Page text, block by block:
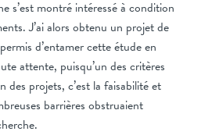
s’est montré intéressé à condition
J’ai alors obtenu un projet de
d’entamer cette étude en
attente, puisqu’un des critères
des projets, c’est la faisabilité et
barrières obstruaient